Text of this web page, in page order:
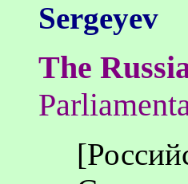
Sergeyev
The